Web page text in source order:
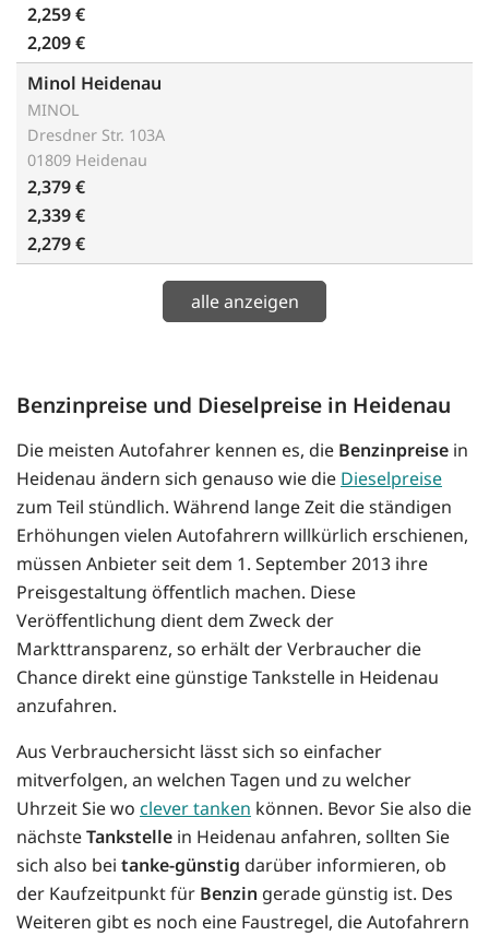
2,259 €
2,209 €
Minol Heidenau
MINOL
Dresdner Str. 103A
01809 Heidenau
2,379 €
2,339 €
2,279 €
alle anzeigen
Benzinpreise und Dieselpreise in Heidenau
Die meisten Autofahrer kennen es, die Benzinpreise in
Heidenau ändern sich genauso wie die Dieselpreise
zum Teil stündlich. Während lange Zeit die ständigen
Erhöhungen vielen Autofahrern willkürlich erschienen,
müssen Anbieter seit dem 1. September 2013 ihre
Preisgestaltung öffentlich machen. Diese
Veröffentlichung dient dem Zweck der
Markttransparenz, so erhält der Verbraucher die
Chance direkt eine günstige Tankstelle in Heidenau
anzufahren.
Aus Verbrauchersicht lässt sich so einfacher
mitverfolgen, an welchen Tagen und zu welcher
Uhrzeit Sie wo clever tanken können. Bevor Sie also die
nächsteTankstelle in Heidenau anfahren, sollten Sie
sich also bei tanke-günstig darüber informieren, ob
der Kaufzeitpunkt für Benzin gerade günstig ist. Des
Weiteren gibt es noch eine Faustregel, die Autofahrern